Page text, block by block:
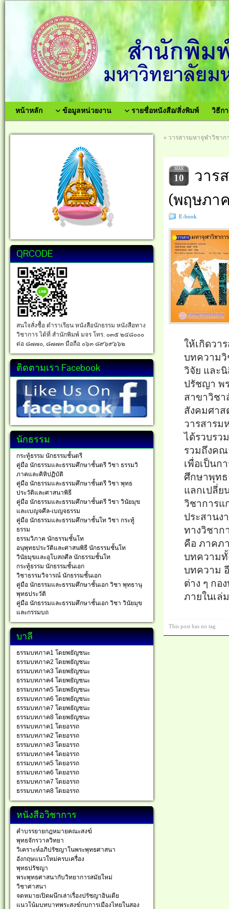
หน้าหลัก ข้อมูลหน่วยงาน รายชื่อหนังสือ/สิ่งพิมพ์ วิธีก
QRCODE
สนใจสั่งซื้อ ตำราเรียน หนังสือนักธรรม หนังสือทาง
วิชาการ ได้ที่ สำนักพิมพ์ มจร โทร. ๐๓๕ ๒๔๘๐๐๐
ต่อ ๘๗๗๐, ๘๗๗๓ มือถือ ๐๖๓ ๘๙๖๙๖๖๒
ติดตามเรา Facebook
นักธรรม
กระทู้ธรรม นักธรรมชั้นตรี
คู่มือ นักธรรมและธรรมศึกษาชั้นตรี วิชา ธรรมวิ
ภาคและคิหิปฏิบัติ
คู่มือ นักธรรมและธรรมศึกษาชั้นตรี วิชา พุทธ
ประวัติและศาสนาพิธี
คู่มือ นักธรรมและธรรมศึกษาชั้นตรี วิชา วินัยมุข
และเบญจศีล-เบญจธรรม
คู่มือ นักธรรมและธรรมศึกษาชั้นโท วิชา กระทู้
ธรรม
ธรรมวิภาค นักธรรมชั้นโท
อนุพุทธประวัติและศาสนพิธี นักธรรมชั้นโท
วินัยมุขและอุโบสถศีล นักธรรมชั้นโท
กระทู้ธรรม นักธรรมชั้นเอก
วิชาธรรมวิจารณ์ นักธรรมชั้นเอก
คู่มือ นักธรรมและธรรมศึกษาชั้นเอก วิชา พุทธานุ
พุทธประวัติ
คู่มือ นักธรรมและธรรมศึกษาชั้นเอก วิชา วินัยมุข
และกรรมบถ
บาลี
ธรรมบทภาค1 โดยพยัญชนะ
ธรรมบทภาค2 โดยพยัญชนะ
ธรรมบทภาค3 โดยพยัญชนะ
ธรรมบทภาค4 โดยพยัญชนะ
ธรรมบทภาค5 โดยพยัญชนะ
ธรรมบทภาค6 โดยพยัญชนะ
ธรรมบทภาค7 โดยพยัญชนะ
ธรรมบทภาค8 โดยพยัญชนะ
ธรรมบทภาค1 โดยอรรถ
ธรรมบทภาค2 โดยอรรถ
ธรรมบทภาค3 โดยอรรถ
ธรรมบทภาค4 โดยอรรถ
ธรรมบทภาค5 โดยอรรถ
ธรรมบทภาค6 โดยอรรถ
ธรรมบทภาค7 โดยอรรถ
ธรรมบทภาค8 โดยอรรถ
หนังสือวิชาการ
คำบรรยายกฎหมายคณะสงฆ์
พุทธจักรวาลวิทยา
วิเคราะห์อภิปรัชญาในพระพุทธศาสนา
อังกฤษแนวใหม่ครบเครื่อง
พุทธปรัชญา
พระพุทธศาสนากับวิทยาการสมัยใหม่
วิชาศาสนา
จดหมายเปิดผนึกเล่าเรื่องปรัชญาอินเดีย
แนวโน้มบทบาทพระสงฆ์กบการเมืองไทยในสอง
« วารสารมหาจุฬาวิชา
MAR
10
วาร
(พฤษภา
E-book
ให้เกิดวา
บทความวิ
วิจัย และ
ปรัชญา พ
สาขาวิชา
สังคมศาส
วารสาร
ได้รวบรว
รวมถึงคณ
เพื่อเป็นก
ศึกษาพุทธ
แลกเปลี่ย
วิชาการแ
ประสานง
ทางวิชาก
คือ ภาคภ
บทความทั้
บทความ
ต่าง ๆ กอ
ภายในเล่ม
This post has no tag